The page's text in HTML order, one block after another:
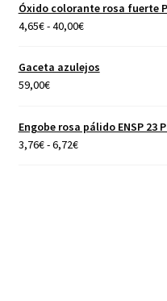
40,00€
Óxido colorante rosa fuerte
4,65€-40,00€Rango
precios:
desde
40,00€
Gaceta azulejos
59,00€
Engobe rosa pálido ENSP 23
3,76€-6,72€Rango